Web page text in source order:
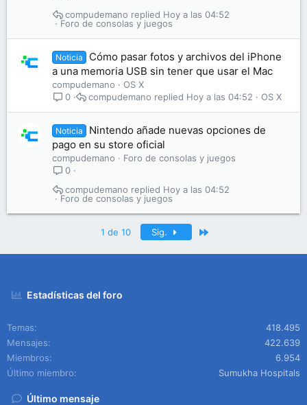
Foro de consolas y juegos
Hoy a las 04:52
compudemano
Noticia
Cómo pasar fotos y archivos del iPhone
a una memoria USB sin tener que usar el Mac
compudemano
OS X
0
OS X
Hoy a las 04:52
compudemano
Noticia
Nintendo añade nuevas opciones de
pago en su store oficial
compudemano
Foro de consolas y juegos
0
Foro de consolas y juegos
Hoy a las 04:52
compudemano
1 de 10 Sig.
Estadísticas del foro
Temas
418.495
Mensajes
422.639
Miembros
6.954
Último miembro
Sumukha Hospitals
Último mensaje